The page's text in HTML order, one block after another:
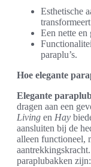
Esthetische
Een nette en
paraplu’s.
Hoe elegante
Elegante
dragen aan een
Living en Hay
aansluiten bij de
alleen functioneel,
paraplubakken zijn: